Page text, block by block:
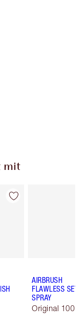
mit
AIRBRUSH
FLAWLESS
SPRAY
Original 100